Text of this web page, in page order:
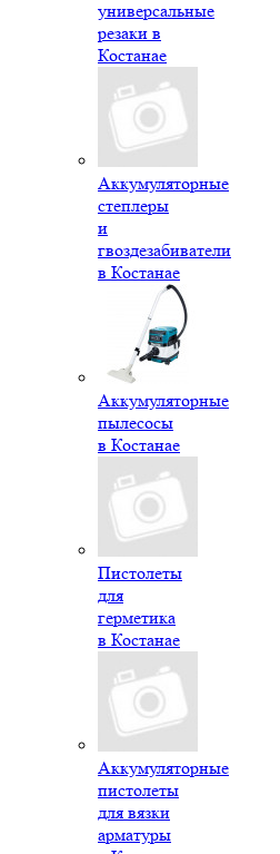
универсальные
резаки в
Костанае
Аккумуляторные
степлеры
и
гвоздезабиватели
в Костанае
Аккумуляторные
пылесосы
в Костанае
Пистолеты
для
герметика
в Костанае
Аккумуляторные
пистолеты
для вязки
арматуры